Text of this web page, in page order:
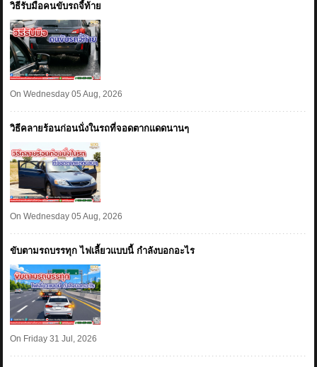
วิธีรับมือคนขับรถจี้ท้าย
On Wednesday 05 Aug, 2026
วิธีคลายร้อนก่อนนั่งในรถที่จอดตากแดดนานๆ
On Wednesday 05 Aug, 2026
ขับตามรถบรรทุก ไฟเลี้ยวแบบนี้ กำลังบอกอะไร
On Friday 31 Jul, 2026